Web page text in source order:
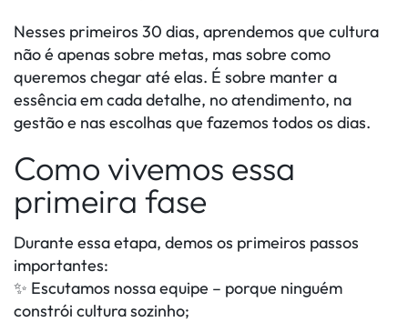
Nesses primeiros 30 dias, aprendemos que cultura
não é apenas sobre metas, mas sobre como
queremos chegar até elas. É sobre manter a
essência em cada detalhe, no atendimento, na
gestão e nas escolhas que fazemos todos os dias.
Como vivemos essa
primeira fase
Durante essa etapa, demos os primeiros passos
importantes:
✨ Escutamos nossa equipe – porque ninguém
constrói cultura sozinho;